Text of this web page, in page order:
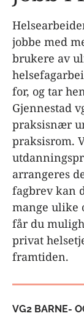
jobbe med
brukere av
for, og tar
Gjennestad
praksisnær
praksisrom.
arrangeres
fagbrev kan
mange ulike
får du
privat
framtiden.
VG2 BARNE-